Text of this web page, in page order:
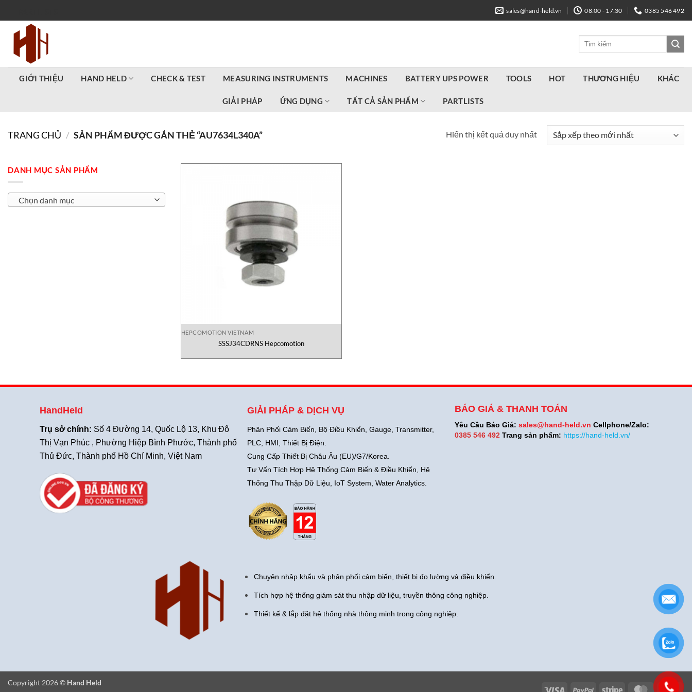
qua
sales@hand-held.vn 08:00 - 17:30 0385 546 492
Tìm
GIỚI THIỆU HAND HELD CHECK & TEST MEASURING INSTRUMENTS MACHINES BATTERY UPS POWER TOOLS HOT THƯƠNG HIỆU KHÁC
GIẢI PHÁP ỨNG DỤNG TẤT CẢ SẢN PHẨM PARTLISTS
TRANG CHỦ / SẢN PHẨM ĐƯỢC GẮN THẺ “AU7634L340A” Hiển thị kết quả duy nhất
DANH MỤC SẢN PHẨM
Chọn danh mục
HEPCOMOTION VIETNAM
SSSJ34CDRNS Hepcomotion
HandHeld
Trụ sở chính: Số 4 Đường 14, Quốc Lộ 13, Khu Đô
Thị Vạn Phúc , Phường Hiệp Bình Phước, Thành phố
Thủ Đức, Thành phố Hồ Chí Minh, Việt Nam
GIẢI PHÁP & DỊCH VỤ
Phân Phối Cảm Biến, Bộ Điều Khiển, Gauge, Transmitter,
PLC, HMI, Thiết Bị Điện.
Cung Cấp Thiết Bị Châu Âu (EU)/G7/Korea.
Tư Vấn Tích Hợp Hệ Thống Cảm Biến & Điều Khiển, Hệ
Thống Thu Thập Dữ Liệu, IoT System, Water Analytics.
BÁO GIÁ & THANH TOÁN
Yêu Cầu Báo Giá: sales@hand-held.vn Cellphone/Zalo:
0385 546 492Trang sản phẩm: https://hand-held.vn/
Chuyên nhập khẩu và phân phối cảm biến, thiết bị đo lường và điều khiển.
Tích hợp hệ thống giám sát thu nhập dữ liệu, truyền thông công nghiệp.
Thiết kế & lắp đặt hệ thống nhà thông minh trong công nghiệp.
Visa PayPal Stripe MasterCard
Copyright 2026 © Hand Held